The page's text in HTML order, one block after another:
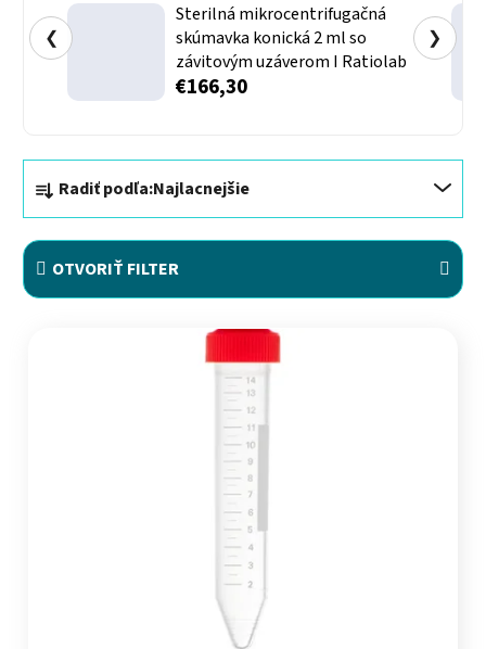
Sterilná mikrocentrifugačná
skúmavka konická 2 ml so
závitovým uzáverom I Ratiolab
€166,30
❮ ❯
Radenie produktov
Radiť podľa:Najlacnejšie
OTVORIŤ FILTER
Výpis produktov